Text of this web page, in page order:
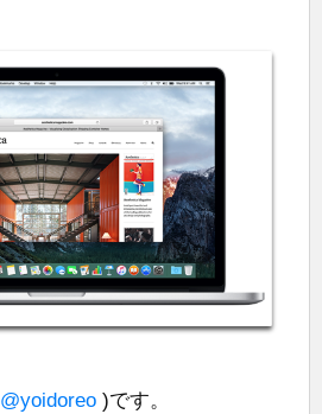
@yoidoreo )です。